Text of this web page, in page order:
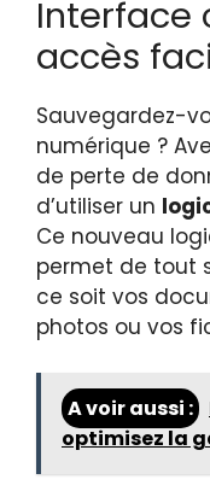
Interface
accès
Sauvegardez-
numérique ?
de perte de
d’utiliser un
Ce nouveau
permet de tout
ce soit vos
photos ou vos
A voir aussi :
optimisez la